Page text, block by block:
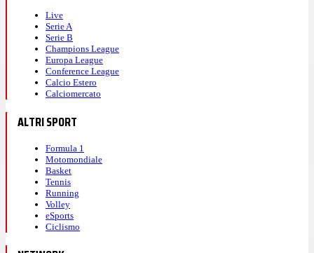
Live
Serie A
Serie B
Champions League
Europa League
Conference League
Calcio Estero
Calciomercato
ALTRI SPORT
Formula 1
Motomondiale
Basket
Tennis
Running
Volley
eSports
Ciclismo